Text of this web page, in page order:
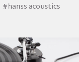
hanss acoustics